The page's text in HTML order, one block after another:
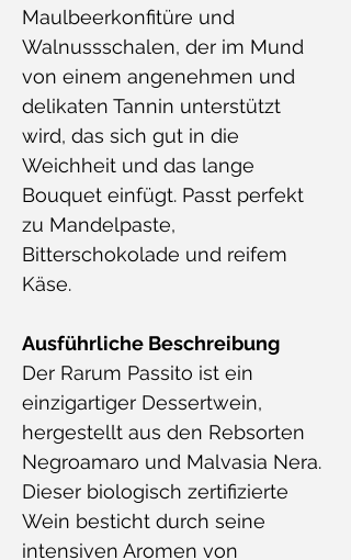
Maulbeerkonfitüre und
Walnussschalen, der im Mund
von einem angenehmen und
delikaten Tannin unterstützt
wird, das sich gut in die
Weichheit und das lange
Bouquet einfügt. Passt perfekt
zu Mandelpaste,
Bitterschokolade und reifem
Käse.
Ausführliche Beschreibung
Der Rarum Passito ist ein
einzigartiger Dessertwein,
hergestellt aus den Rebsorten
Negroamaro und Malvasia Nera.
Dieser biologisch zertifizierte
Wein besticht durch seine
intensiven Aromen von